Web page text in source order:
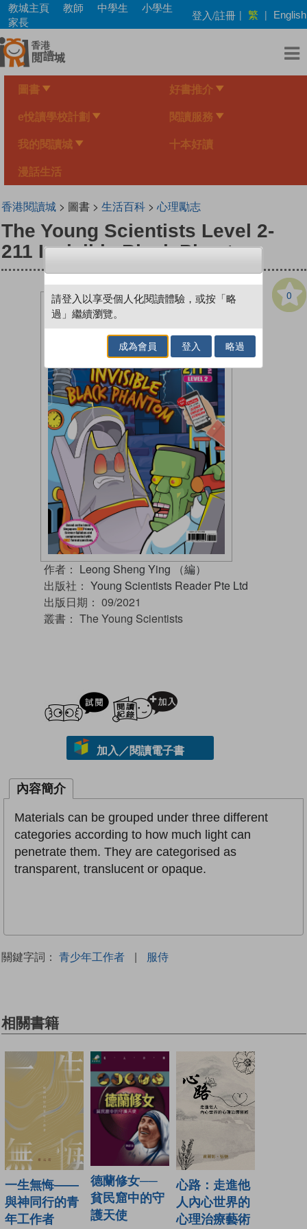
Skip
main
content
教城主頁 教師 中學生
小學生
家長
登入/註冊 | 繁 | English
圖書 好書推介
e悅讀學校計劃 閱讀服務
我的閱讀城 十本好讀
漫話生活
香港閱讀城> 圖書 > 生活百科> 心理勵志
The Young Scientists Level 2-
211 Invisible Black Phantom
0
作者： Leong Sheng Ying （編）
出版社： Young Scientists Reader Pte Ltd
出版日期： 09/2021
叢書： The Young Scientists
試閲
加入／閱讀電子書
內容簡介
Materials can be grouped under three different
categories according to how much light can
penetrate them. They are categorised as
transparent, translucent or opaque.
關鍵字詞： 青少年工作者 | 服侍
相關書籍
一生無悔——
與神同行的青
年工作者
德蘭修女──
貧民窟中的守
護天使
心路：走進他
人內心世界的
心理治療藝術
請登入以享受個人化閱讀體驗，或按「略
過」繼續瀏覽。
成為會員 登入 略過